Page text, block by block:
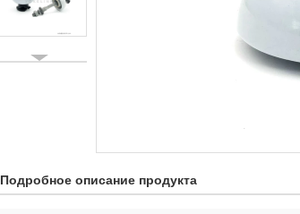
Подробное описание продукта